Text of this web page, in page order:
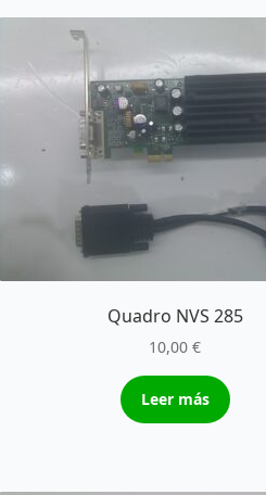
Quadro NVS 285
10,00€
Leer más